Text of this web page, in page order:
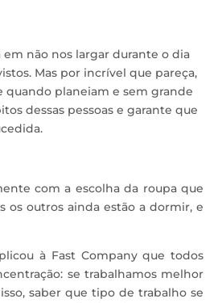
não nos largar durante o dia
Mas por incrível que pareça,
quando planeiam e sem grande
dessas pessoas e garante que
com a escolha da roupa que
os outros ainda estão a dormir, e
à Fast Company que todos
se trabalhamos melhor
saber que tipo de trabalho se